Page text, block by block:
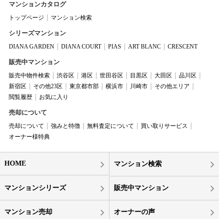
マンションカタログ
トップページ マンション検索
シリーズマンション
DIANA GARDEN DIANA COURT PIAS ART BLANC CRESCENT
販売中マンション
販売中物件検索 渋谷区 港区 世田谷区 目黒区 大田区
品川区
新宿区
その他23区 東京都市部 横浜市 川崎市
その他エリア
閲覧履歴
お気に入り
売却について
売却について 強みと特徴 無料査定について
買い取りサービス
オーナー様特典
HOME マンション検索
マンションシリーズ 販売中マンション
マンション売却 オーナーの声